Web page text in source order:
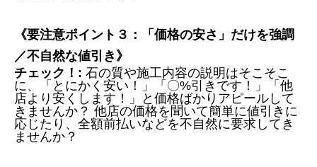
《要注意ポイント３：「価格の安さ」だけを強調
／不自然な値引き》
チェック！: 石の質や施工内容の説明はそこそこ
に、「とにかく安い！」「〇%引きです！」「他
店より安くします！」と価格ばかりアピールして
きませんか？ 他店の価格を聞いて簡単に値引きに
応じたり、全額前払いなどを不自然に要求してき
ませんか？